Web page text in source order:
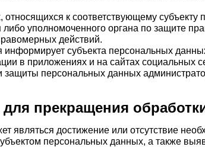
к соответствующему
уполномоченного органа по защите
действий.
субъекта персональных
в приложениях и на сайтах социальных
персональных данных
прекращения
достижение или отсутствие
персональных данных, а также